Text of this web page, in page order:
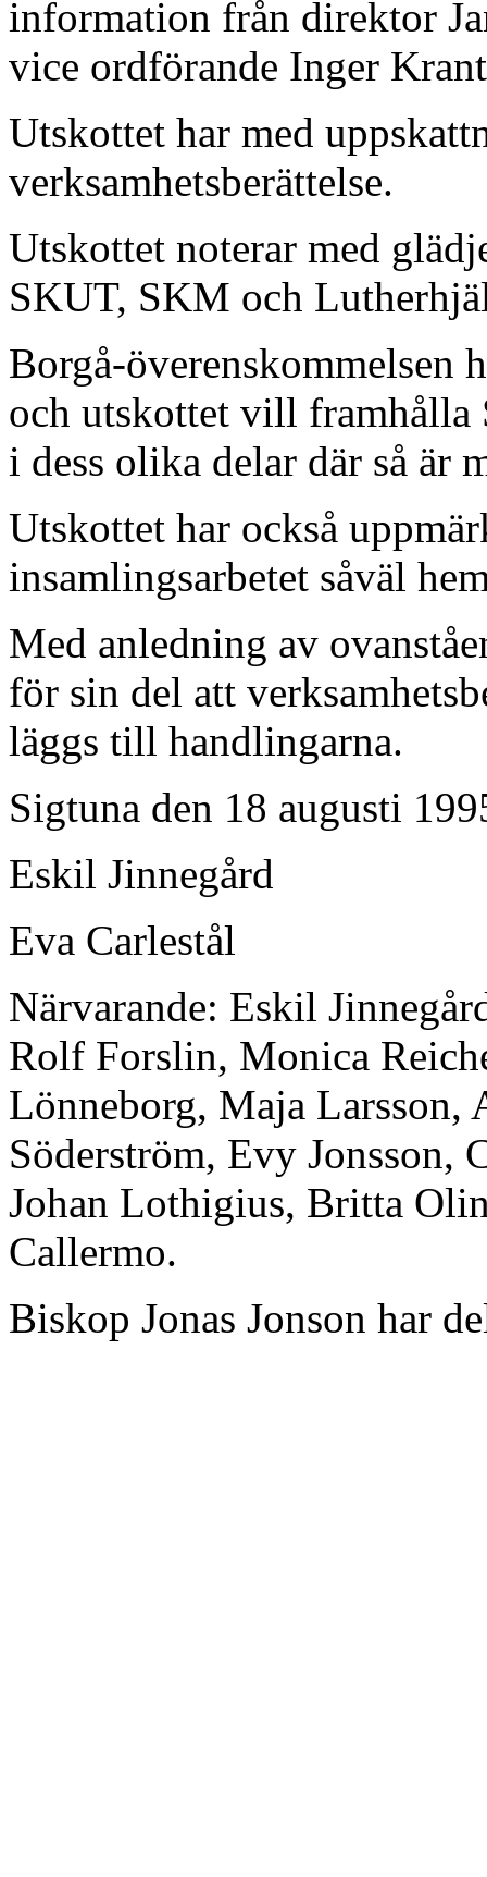
information från direktor
vice ordförande Inger
Utskottet har med
verksamhetsberättelse.
Utskottet noterar med
SKUT, SKM och
Borgå-överenskommelsen
och utskottet vill framhålla
i dess olika delar där så är
Utskottet har också
insamlingsarbetet såväl
Med anledning av
för sin del att
läggs till handlingarna.
Sigtuna den 18 augusti
Eskil Jinnegård
Eva Carlestål
Närvarande: Eskil
Rolf Forslin, Monica
Lönneborg, Maja Larsson,
Söderström, Evy Jonsson,
Johan Lothigius, Britta
Callermo.
Biskop Jonas Jonson har